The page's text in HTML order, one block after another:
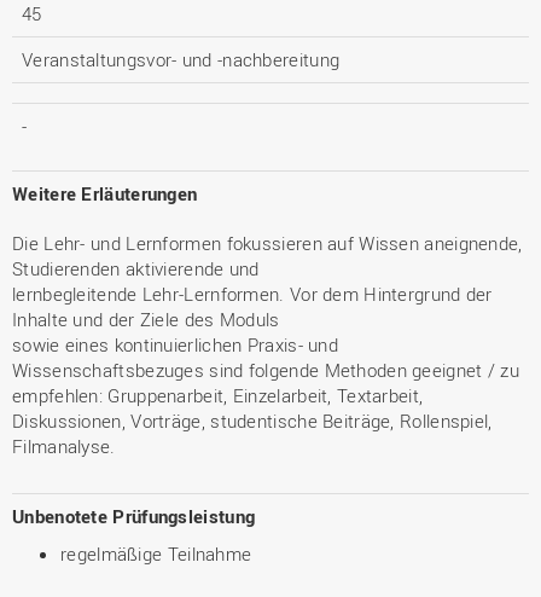
45
Veranstaltungsvor- und -nachbereitung
-
Weitere Erläuterungen
Die Lehr- und Lernformen fokussieren auf Wissen aneignende,
Studierenden aktivierende und
lernbegleitende Lehr-Lernformen. Vor dem Hintergrund der
Inhalte und der Ziele des Moduls
sowie eines kontinuierlichen Praxis- und
Wissenschaftsbezuges sind folgende Methoden geeignet / zu
empfehlen: Gruppenarbeit, Einzelarbeit, Textarbeit,
Diskussionen, Vorträge, studentische Beiträge, Rollenspiel,
Filmanalyse.
Unbenotete Prüfungsleistung
regelmäßige Teilnahme